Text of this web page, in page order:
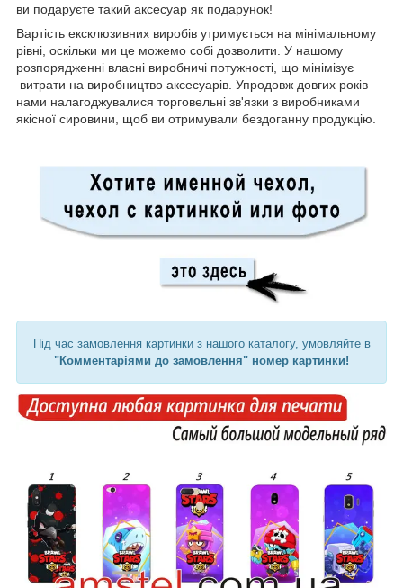
ви подаруєте такий аксесуар як подарунок!
Вартість ексклюзивних виробів утримується на мінімальному
рівні, оскільки ми це можемо собі дозволити. У нашому
розпорядженні власні виробничі потужності, що мінімізує
витрати на виробництво аксесуарів. Упродовж довгих років
нами налагоджувалися торговельні зв'язки з виробниками
якісної сировини, щоб ви отримували бездоганну продукцію.
Під час замовлення картинки з нашого каталогу, умовляйте в
"Комментаріями до замовлення" номер картинки!